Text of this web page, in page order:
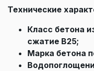
Технические
Класс бетона
сжатие В25;
Марка бетона